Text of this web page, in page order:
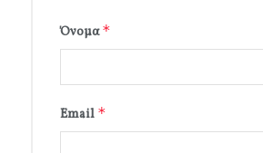
Όνομα*
Email *